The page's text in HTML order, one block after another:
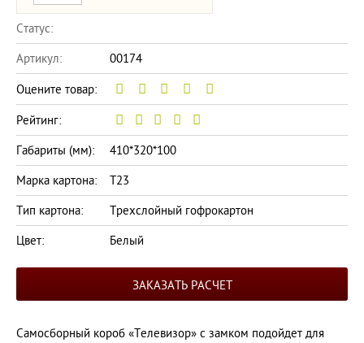
Статус:
Артикул:
00174
Оцените товар:
Рейтинг:
Габариты (мм):
410*320*100
Марка картона:
Т23
Тип картона:
Трехслойный гофрокартон
Цвет:
Белый
ЗАКАЗАТЬ РАСЧЕТ
Самосборный короб «Телевизор» с замком подойдет для